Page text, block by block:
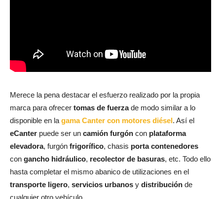
Merece la pena destacar el esfuerzo realizado por la propia
marca para ofrecer tomas de fuerzade modo similar a lo
disponible en la gama Canter con motores diésel. Así el
eCanter puede ser un camión furgón con plataforma
elevadora, furgón frigorífico, chasis porta contenedores
con gancho hidráulico, recolector de basuras, etc. Todo ello
hasta completar el mismo abanico de utilizaciones en el
transporte ligero, servicios urbanos y distribución de
cualquier otro vehículo.